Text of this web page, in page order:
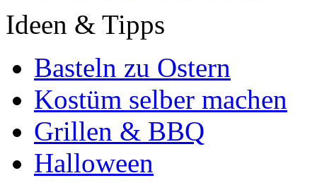
Ideen & Tipps
Basteln zu Ostern
Kostüm selber machen
Grillen & BBQ
Halloween